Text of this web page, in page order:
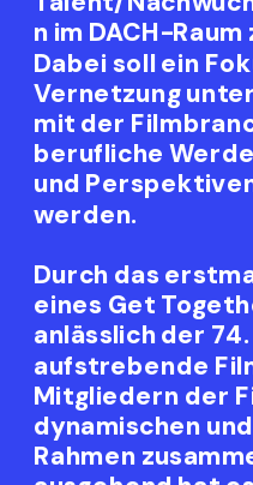
n im DACH-
Dabei soll ein
Vernetzung
mit der
berufliche
und
werden.
Durch das
eines Get
anlässlich der
aufstrebende
Mitgliedern der
dynamischen
Rahmen